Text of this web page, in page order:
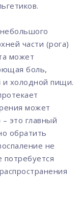
части (рога)
может
боль,
и холодной пищи.
может
это главный
обратить
не
потребуется